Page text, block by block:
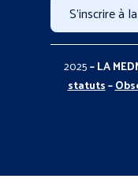
S'inscrire à
2025– LA
statuts–